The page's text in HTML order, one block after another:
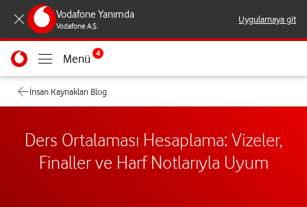
Vodafone Yanımda
Vodafone A.Ş.
Uygulamaya git
Menü 4
İnsan Kaynakları Blog
Ders Ortalaması Hesaplama: Vizeler,
Finaller ve Harf Notlarıyla Uyum